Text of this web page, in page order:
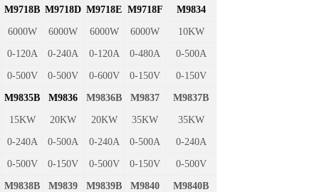
M9718B M9718D M9718E M9718F M9834
6000W 6000W 6000W 6000W 10KW
0-120A 0-240A 0-120A 0-480A 0-500A
0-500V 0-500V 0-600V 0-150V 0-150V
M9835B M9836 M9836B M9837 M9837B
15KW 20KW 20KW 35KW 35KW
0-240A 0-500A 0-240A 0-500A 0-240A
0-500V 0-150V 0-500V 0-150V 0-500V
M9838B M9839 M9839B M9840 M9840B